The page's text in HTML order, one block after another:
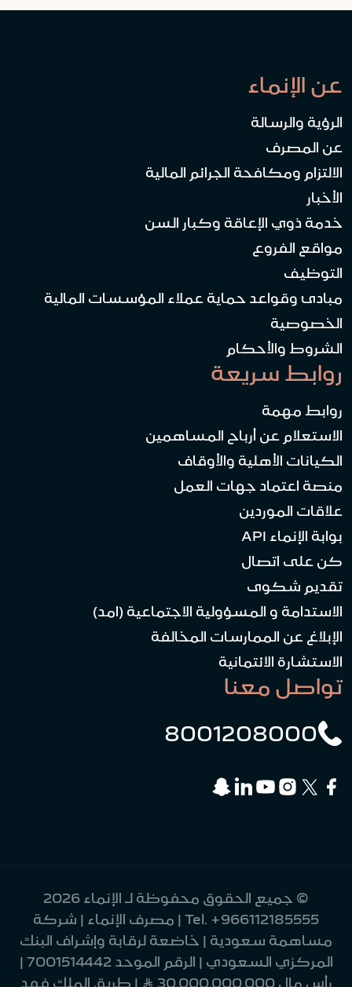
عن الإنماء
الرؤية والرسالة
عن المصرف
الالتزام ومكافحة الجرائم المالية
الأخبار
خدمة ذوي الإعاقة وكبار السن
مواقع الفروع
التوظيف
مبادئ وقواعد حماية عملاء المؤسسات المالية
الخصوصية
الشروط والأحكام
روابط سريعة
روابط مهمة
الاستعلام عن أرباح المساهمين
الكيانات الأهلية والأوقاف
منصة اعتماد جهات العمل
علاقات الموردين
بوابة الإنماء API
كن على اتصال
تقديم شكوى
الاستدامة و المسؤولية الاجتماعية (امد)
الإبلاغ عن الممارسات المخالفة
الاستشارة الائتمانية
تواصل معنا
8001208000
© جميع الحقوق محفوظة لـ الإنماء 2026
Tel. +966112185555
| مصرف الإنماء | شركة
مساهمة سعودية | خاضعة لرقابة وإشراف البنك
المركزي السعودي | الرقم الموحد 7001514442 |
رأس مال 30,000,000,000 Ʀ | طريق الملك فهد